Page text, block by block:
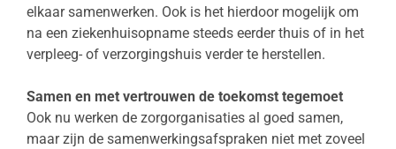
elkaar samenwerken. Ook is het hierdoor mogelijk om
na een ziekenhuisopname steeds eerder thuis of in het
verpleeg- of verzorgingshuis verder te herstellen.
Samen en met vertrouwen de toekomst tegemoet
Ook nu werken de zorgorganisaties al goed samen,
maar zijn de samenwerkingsafspraken niet met zoveel